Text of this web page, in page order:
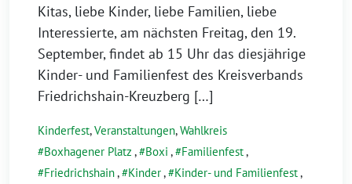
Kitas, liebe Kinder, liebe Familien, liebe
Interessierte, am nächsten Freitag, den 19.
September, findet ab 15 Uhr das diesjährige
Kinder- und Familienfest des Kreisverbands
Friedrichshain-Kreuzberg […]
Kinderfest,Veranstaltungen,Wahlkreis
Boxhagener Platz , Boxi , Familienfest,
Friedrichshain, Kinder, Kinder- und Familienfest,